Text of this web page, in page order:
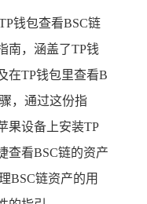
钱包查看BSC链
南，涵盖了TP钱
在TP钱包里查看B
，通过这份指
果设备上安装TP
查看BSC链的资产
BSC链资产的用